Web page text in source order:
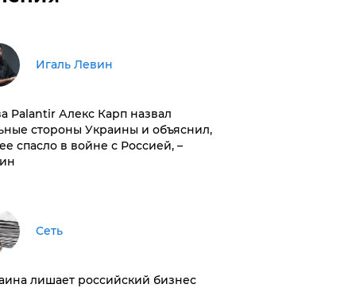
Игаль Левин
Palantir Алекс Карп назвал
стороны Украины и объяснил,
спасло в войне с Россией, –
Сеть
лишает российский бизнес